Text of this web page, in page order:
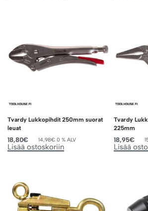
Tvardy Lukkopihdit 250mm suorat
leuat
18,80€ 14,98€ 0 % ALV
Lisää ostoskoriin
Tvardy
225mm
18,95€
Lisää